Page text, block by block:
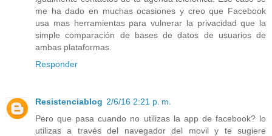
me ha dado en muchas ocasiones y creo que Facebook
usa mas herramientas para vulnerar la privacidad que la
simple comparación de bases de datos de usuarios de
ambas plataformas.
Responder
Resistenciablog 2/6/16 2:21 p. m.
Pero que pasa cuando no utilizas la app de facebook? lo
utilizas a través del navegador del movil y te sugiere